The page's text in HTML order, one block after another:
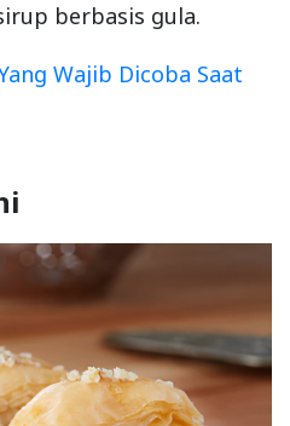
berbasis gula.
Wajib Dicoba Saat